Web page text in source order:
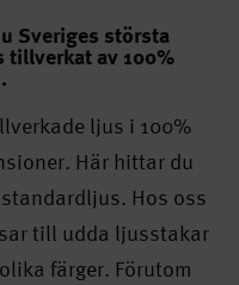
Sveriges största
av 100%
ljus i 100%
Här hittar du
Hos oss
till udda ljusstakar
färger. Förutom